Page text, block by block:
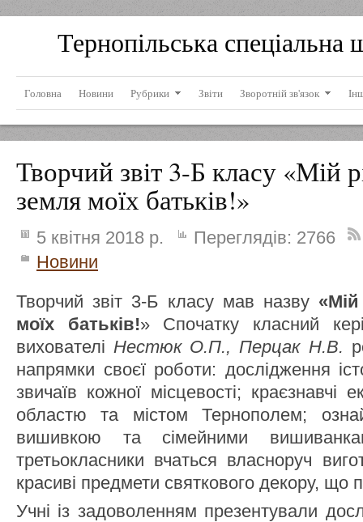
Тернопільська спеціальна
Головна Новини Рубрики Звіти Зворотній зв'язок
Творчий звіт 3-Б класу «Мій
земля моїх батьків!»
5 квітня 2018 р. Переглядів: 2766
Новини
Творчий звіт 3-Б класу мав назву
моїх батьків!» Спочатку класний
вихователіНестюк О.П., Перцак Н.В.
напрямки своєї роботи: дослідження
звичаїв кожної місцевості; краєзнавчі
областю та містом Тернополем;
вишивкою та сімейними
третьокласники вчаться власноруч
красиві предмети святкового декору, що
Учні із задоволенням презентували